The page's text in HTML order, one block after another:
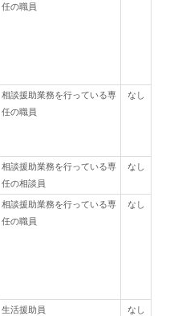
任の職員
相談援助業務を行っている専
任の職員
なし
相談援助業務を行っている専
任の相談員
なし
相談援助業務を行っている専
任の職員
なし
生活援助員 なし